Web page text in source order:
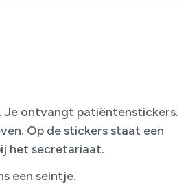
. Je ontvangt patiëntenstickers.
Op de stickers staat een
het secretariaat.
een seintje.